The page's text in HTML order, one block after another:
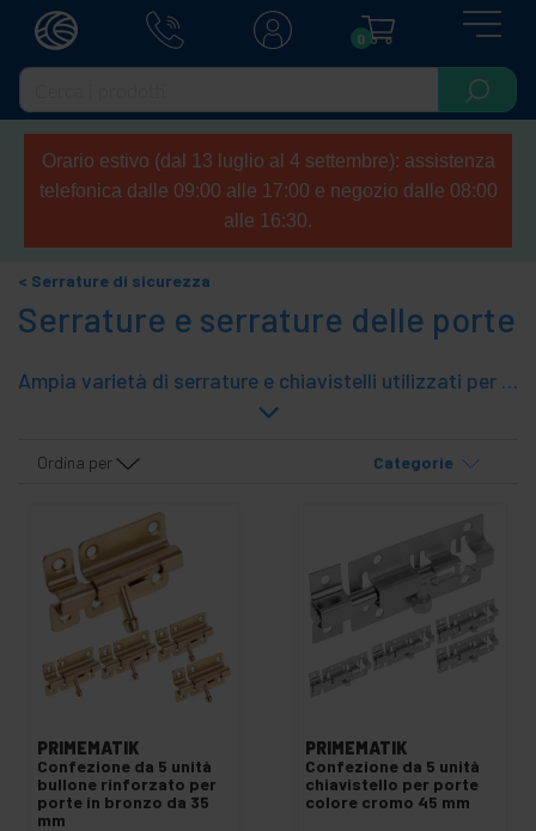
0
Orario estivo (dal 13 luglio al 4 settembre): assistenza
telefonica dalle 09:00 alle 17:00 e negozio dalle 08:00
alle 16:30.
Serrature di sicurezza
Serrature e serrature delle porte
Ampia varietà di serrature e chiavistelli utilizzati per proteggere le porte e garantire privacy e tranquillità negli spazi interni ed esterni. I bulloni di sicurezza sono installati sulle porte fornendo un ulteriore meccanismo di chiusura alla serratura principale, se presente, offrendo un ulteriore livello di protezione e controllo degli accessi. Catenacci disponibili in un'ampia varietà di stili e design per adattarsi a diversi tipi di porte e ambienti. Semplici da installare, vengono solitamente azionati dall'interno di qualsiasi stanza, fornendo un controllo diretto sull'accesso allo spazio protetto. Utile per rafforzare la sicurezza delle porte e fornire privacy in stanze, patii, bagni, ecc. Nel nostro catalogo troverai chiavistelli e catenacci di diversi modelli con diverse finiture, ideali per fornire sicurezza e controllo accessi nella nostra abitazione, azienda o attività privata.
Ordina per Categorie
PRIMEMATIK
Confezione da 5 unità
bullone rinforzato per
porte in bronzo da 35
mm
PRIMEMATIK
Confezione da 5 unità
chiavistello per porte
colore cromo 45 mm